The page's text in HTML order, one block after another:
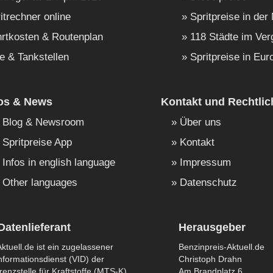
online
& Routenplan
& Tankstellen
Spritpreise in der
118 Städte im
Spritpreise in
& News
Blog & Newsroom
Spritpreise App
Infos in english language
Other languages
Kontakt und
Über uns
Kontakt
Impressum
Datenschutz
ist ein zugelassener
(VID) der
Herausgeber
Benzinpreis-Aktuell.de
Christoph Drahn